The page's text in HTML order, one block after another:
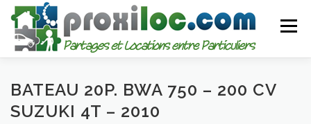
Aller
contenu
Menu
CATEGORIES AJOUTER UNE ANNONCE
BATEAU 20P. BWA 750 – 200 CV
SUZUKI 4T – 2010